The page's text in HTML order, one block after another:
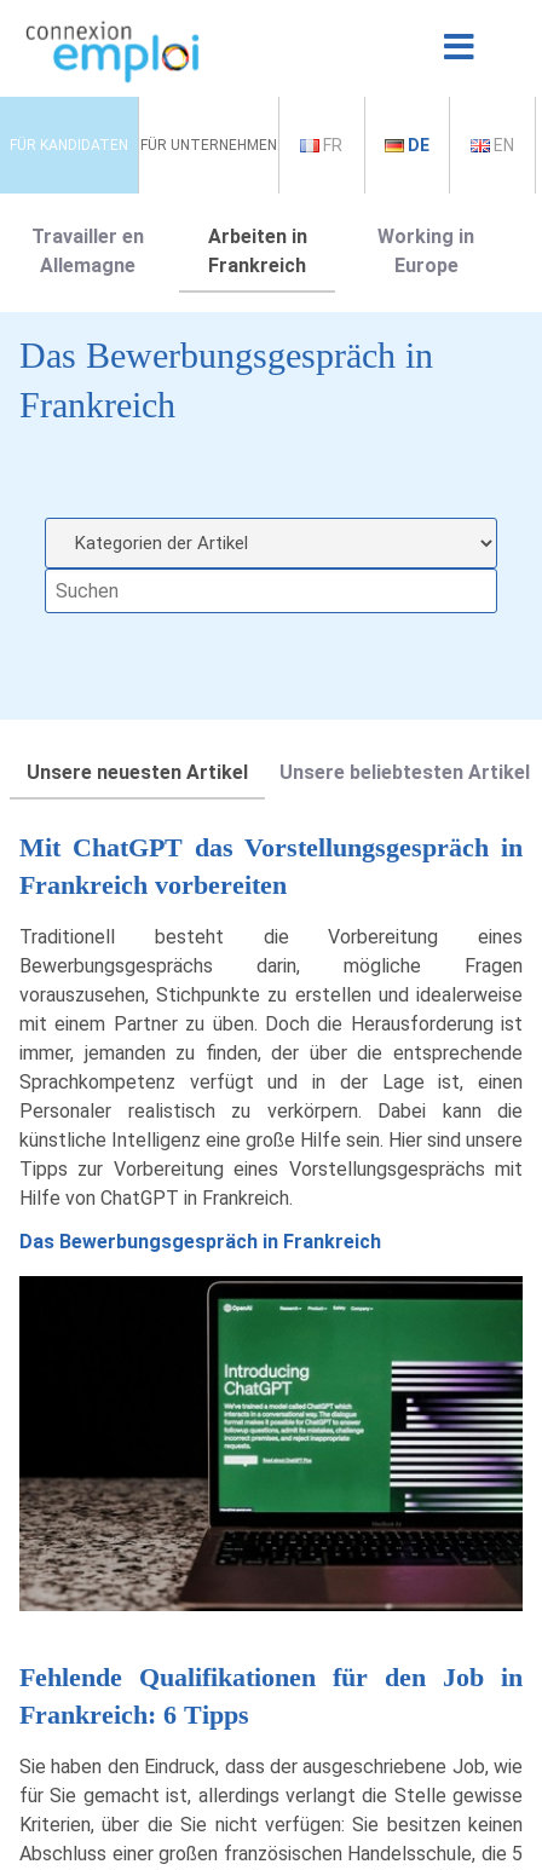
FÜR KANDIDATEN FÜR UNTERNEHMEN FR DE EN
Travailler en
Allemagne
Arbeiten in
Frankreich
Working in
Europe
Das Bewerbungsgespräch in
Frankreich
Unsere neuesten Artikel Unsere beliebtesten Artikel
Mit ChatGPT das Vorstellungsgespräch in
Frankreich vorbereiten
Traditionell besteht die Vorbereitung eines
Bewerbungsgesprächs darin, mögliche Fragen
vorauszusehen, Stichpunkte zu erstellen und idealerweise
mit einem Partner zu üben. Doch die Herausforderung ist
immer, jemanden zu finden, der über die entsprechende
Sprachkompetenz verfügt und in der Lage ist, einen
Personaler realistisch zu verkörpern. Dabei kann die
künstliche Intelligenz eine große Hilfe sein. Hier sind unsere
Tipps zur Vorbereitung eines Vorstellungsgesprächs mit
Hilfe von ChatGPT in Frankreich.
Das Bewerbungsgespräch in Frankreich
Fehlende Qualifikationen für den Job in
Frankreich: 6 Tipps
Sie haben den Eindruck, dass der ausgeschriebene Job, wie
für Sie gemacht ist, allerdings verlangt die Stelle gewisse
Kriterien, über die Sie nicht verfügen: Sie besitzen keinen
Abschluss einer großen französischen Handelsschule, die 5